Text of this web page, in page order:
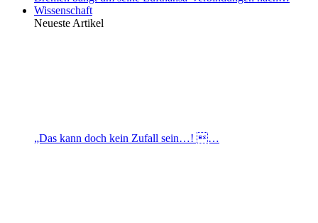
Wissenschaft
Neueste Artikel
„Das kann doch kein Zufall sein…! …